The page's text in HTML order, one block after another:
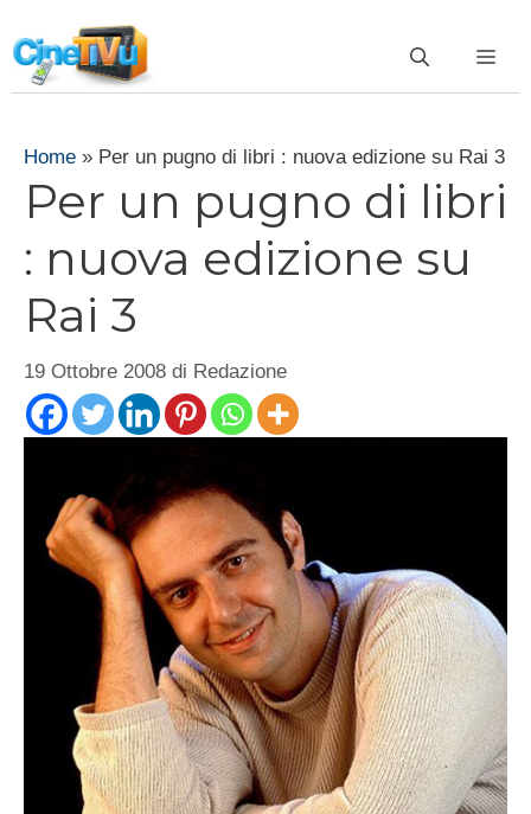
al
contenuto
Home » Per un pugno di libri : nuova edizione su Rai 3
Per un pugno di libri
: nuova edizione su
Rai 3
19 Ottobre 2008 di Redazione